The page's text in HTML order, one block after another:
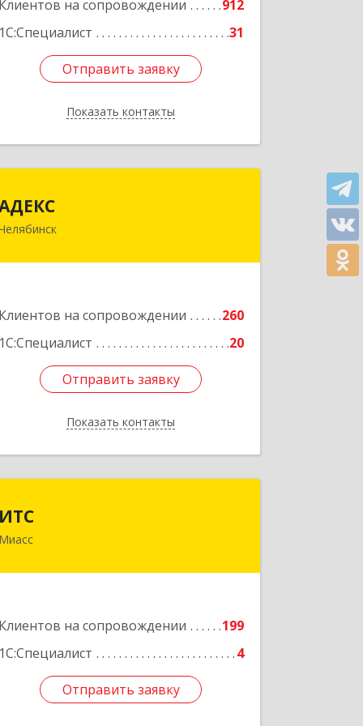
Клиентов на сопровождении
912
1С:Специалист
31
Отправить заявку
Показать контакты
Отправить заявку
Назад
Клиентов на сопровождении
260
1С:Специалист
20
Отправить заявку
Показать контакты
454080, Челябинская обл, Челябинск г,
Отправить заявку
Назад
ИТС
Миасс
Клиентов на сопровождении
199
1С:Специалист
4
Отправить заявку
456300, Челябинская обл, Миасс г,
Отправить заявку